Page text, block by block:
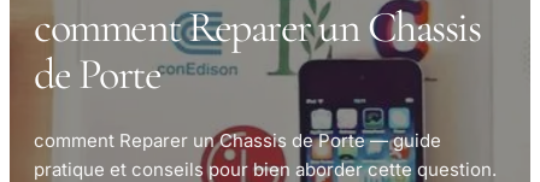
comment Reparer un Chassis
de Porte
comment Reparer un Chassis de Porte — guide
pratique et conseils pour bien aborder cette question.